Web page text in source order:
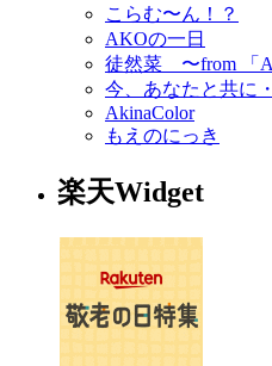
こらむ〜ん！？
AKOの一日
徒然菜 〜from 「
今、あなたと共に
AkinaColor
もえのにっき
楽天Widget